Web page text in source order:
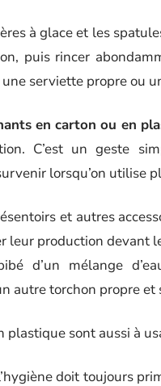
à glace et les
puis rincer
serviette propre ou
en carton ou en
C’est un geste
lorsqu’on utilise
et autres
leur production devant
d’un mélange
autre torchon propre et
plastique sont aussi à
doit toujours